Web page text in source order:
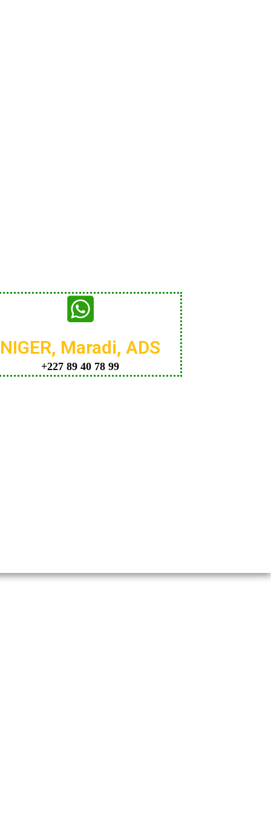
NIGER, Maradi, ADS
+227 89 40 78 99